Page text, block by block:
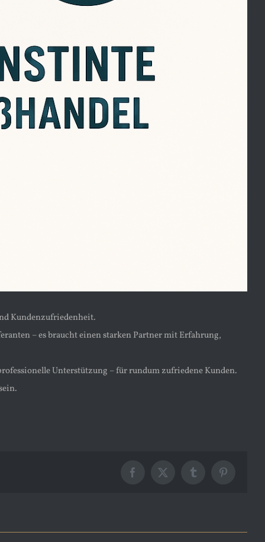
Kundenzufriedenheit.
– es braucht einen starken Partner mit Erfahrung,
Unterstützung – für rundum zufriedene Kunden.
Facebook
X TumblrPinterest